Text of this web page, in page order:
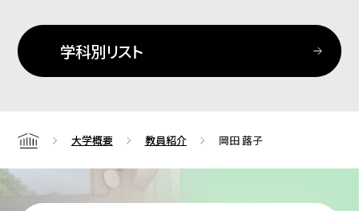
学科別リスト
Home 大学概要 教員紹介 岡田 蕗子